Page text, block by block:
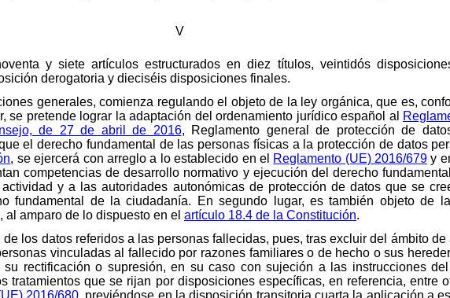
V
y siete artículos estructurados en diez títulos, veintidós
derogatoria y dieciséis disposiciones finales.
generales, comienza regulando el objeto de la ley orgánica, que es,
se pretende lograr la adaptación del ordenamiento jurídico español al
de 27 de abril de 2016, Reglamento general de protección de
el derecho fundamental de las personas físicas a la protección de datos
, se ejercerá con arreglo a lo establecido en el Reglamento (UE) 2016/679 y
competencias de desarrollo normativo y ejecución del derecho
y a las autoridades autonómicas de protección de datos que se
fundamental de la ciudadanía. En segundo lugar, es también objeto de
amparo de lo dispuesto en el artículo 18.4 de la Constitución.
los datos referidos a las personas fallecidas, pues, tras excluir del ámbito
vinculadas al fallecido por razones familiares o de hecho o sus
rectificación o supresión, en su caso con sujeción a las instrucciones del
tratamientos que se rijan por disposiciones específicas, en referencia, entre